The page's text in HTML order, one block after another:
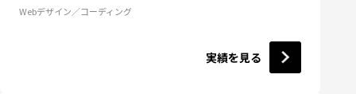
Webデザイン コーディング
実績を見る